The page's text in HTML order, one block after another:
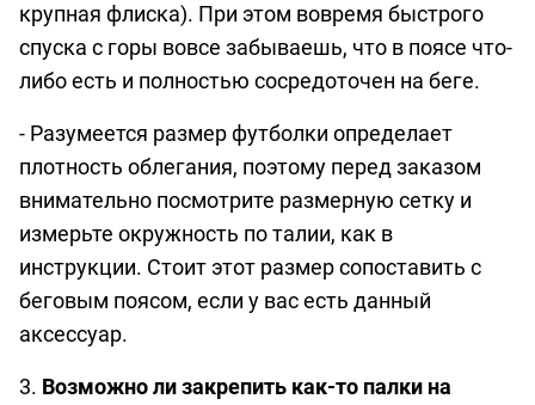
крупная флиска). При этом вовремя быстрого
спуска с горы вовсе забываешь, что в поясе что-
либо есть и полностью сосредоточен на беге.
- Разумеется размер футболки определает
плотность облегания, поэтому перед заказом
внимательно посмотрите размерную сетку и
измерьте окружность по талии, как в
инструкции. Стоит этот размер сопоставить с
беговым поясом, если у вас есть данный
аксессуар.
3. Возможно ли закрепить как-то палки на